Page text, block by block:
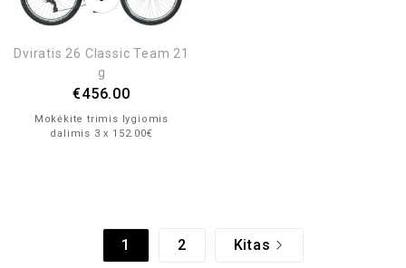
Dviratis 26 Classic Team 21
g
€456.00
Mokėkite trimis lygiomis
dalimis 3 x 152.00€
1 2 Kitas